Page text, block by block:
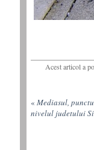
Acest articol a
« Mediasul,
nivelul judetului